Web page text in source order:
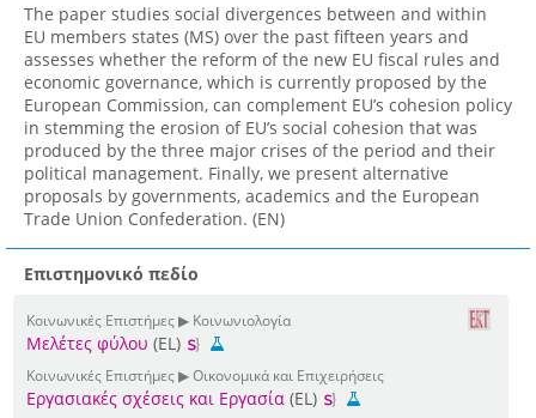
The paper studies social divergences between and within
EU members states (MS) over the past fifteen years and
assesses whether the reform of the new EU fiscal rules and
economic governance, which is currently proposed by the
European Commission, can complement EU’s cohesion policy
in stemming the erosion of EU’s social cohesion that was
produced by the three major crises of the period and their
political management. Finally, we present alternative
proposals by governments, academics and the European
Trade Union Confederation. (EN)
Επιστημονικό πεδίο
Κοινωνικές Επιστήμες ▶ Κοινωνιολογία
Μελέτες φύλου (EL)
Κοινωνικές Επιστήμες ▶ Οικονομικά και Επιχειρήσεις
Εργασιακές σχέσεις και Εργασία (EL)